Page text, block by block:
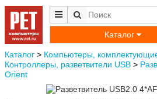
Каталог
Каталог > Компьютеры,
Контроллеры, разветвители USB >
Orient